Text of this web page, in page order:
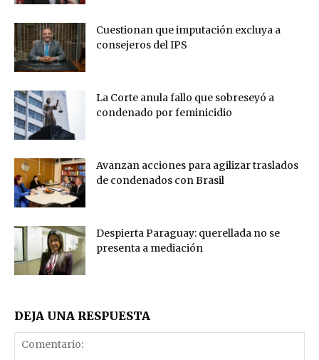
Cuestionan que imputación excluya a
consejeros del IPS
La Corte anula fallo que sobreseyó a
condenado por feminicidio
Avanzan acciones para agilizar traslados
de condenados con Brasil
Despierta Paraguay: querellada no se
presenta a mediación
DEJA UNA RESPUESTA